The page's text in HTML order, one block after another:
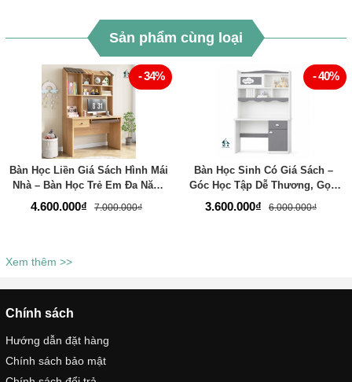
Sản phẩm cùng loại
- 34%
Bàn Học Liền Giá Sách Hình Mái
Nhà – Bàn Học Trẻ Em Đa Năng
- Thương Hiệu TADA Việt Nam -
4.600.000₫ 7.000.000₫
- 40%
Bàn Học Sinh Có Giá Sách –
Góc Học Tập Dễ Thương, Gọn
Gàng Và Đầy Cảm Hứng Cho Bé
3.600.000₫ 6.000.000₫
Xem thêm >>
Chính sách
Hướng dẫn đặt hàng
Chính sách bảo mật